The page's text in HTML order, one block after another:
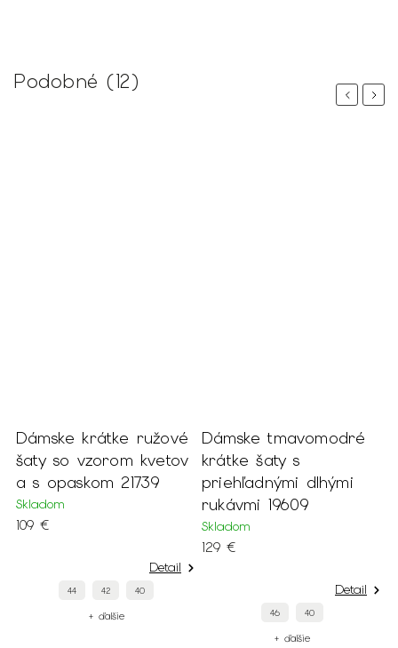
Podobné (12)
Previous
Dámske krátke ružové
šaty so vzorom kvetov
a s opaskom 21739
Skladom
109 €
Detail
44 42 40
+ ďalšie
Dámske tmavomodré
krátke šaty s
priehľadnými dlhými
rukávmi 19609
Skladom
129 €
Detail
46 40
+ ďalšie
Next